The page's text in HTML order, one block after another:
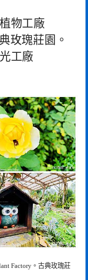
物工廠
玫瑰莊園。
工廠
Factory。古典玫瑰莊